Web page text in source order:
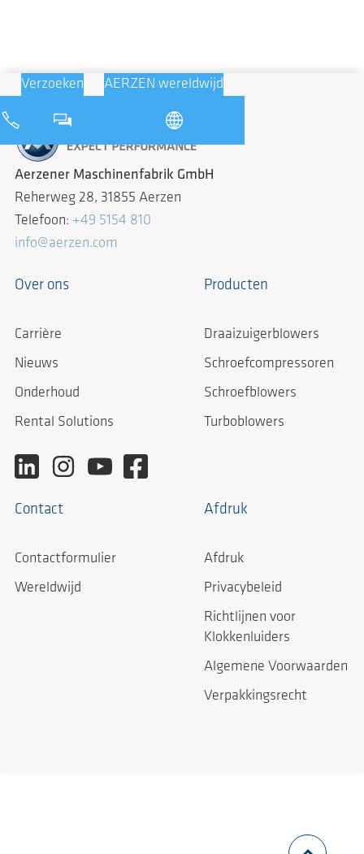
Verzoeken AERZEN wereldwijd
Aerzener Maschinenfabrik GmbH
Reherweg 28, 31855 Aerzen
Telefoon: +49 5154 810
info@aerzen.com
Over ons
Carrière
Nieuws
Onderhoud
Rental Solutions
Producten
Draaizuigerblowers
Schroefcompressoren
Schroefblowers
Turboblowers
Contact
Contactformulier
Wereldwijd
Afdruk
Afdruk
Privacybeleid
Richtlijnen voor
Klokkenluiders
Algemene Voorwaarden
Verpakkingsrecht